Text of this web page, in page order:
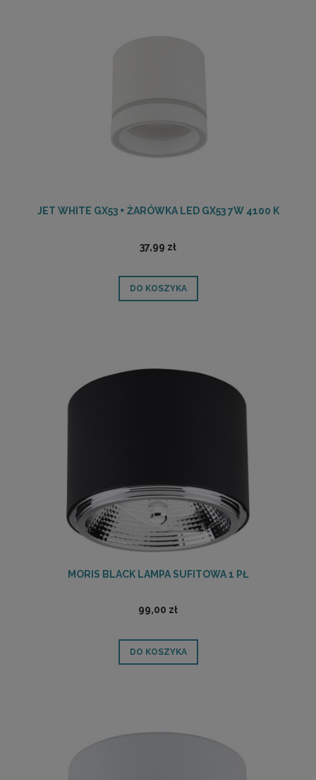
JET WHITE GX53 + ŻARÓWKA LED GX53 7W 4100 K
37,99 zł
DO KOSZYKA
MORIS BLACK LAMPA SUFITOWA 1 PŁ
99,00 zł
DO KOSZYKA